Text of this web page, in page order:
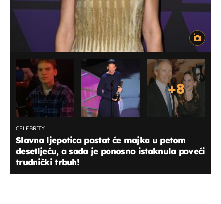
+8
CELEBRITY
Slavna ljepotica postat će majka u petom
desetljeću, a sada je ponosno istaknula poveći
trudnički trbuh!